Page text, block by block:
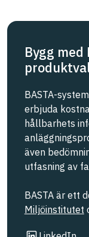
Bygg med
BASTA-
erbjuda
hållbarhets
även
utfasning av
BASTA är ett
Miljöinstitutet